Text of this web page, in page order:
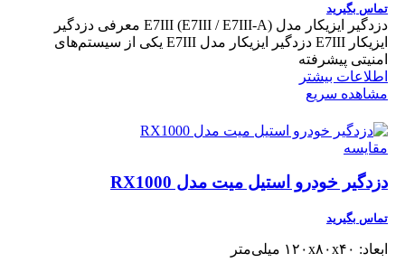
تماس بگیرید
دزدگیر ایزیکار مدل E7III (E7III / E7III-A) معرفی دزدگیر
ایزیکار E7III دزدگیر ایزیکار مدل E7III یکی از سیستم‌های
امنیتی پیشرفته
اطلاعات بیشتر
مشاهده سریع
مقایسه
دزدگیر خودرو استیل میت مدل RX1000
تماس بگیرید
ابعاد: ۱۲۰x۸۰x۴۰ میلی‌متر